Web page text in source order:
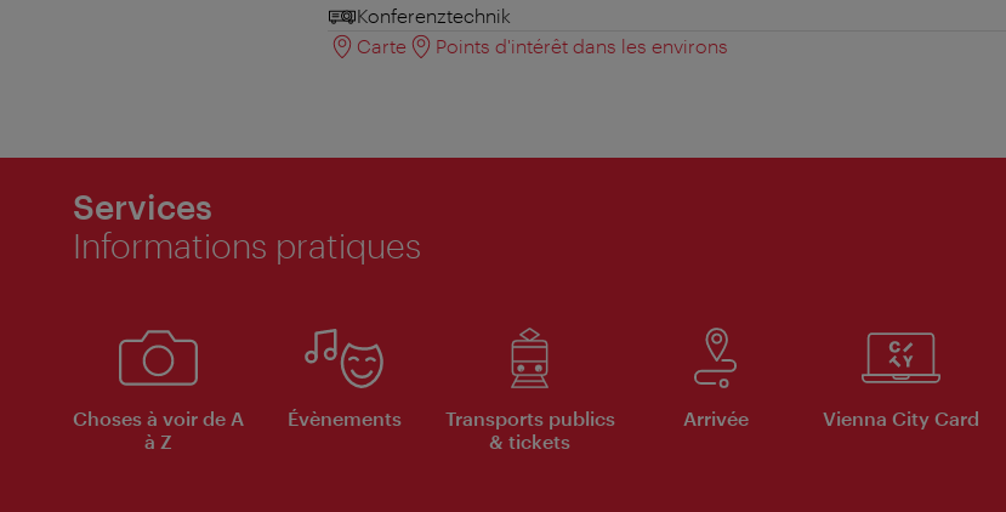
Konferenztechnik
Carte
Points d'intérêt dans les environs
Services
Informations pratiques
Choses à voir de A
à Z
Évènements
Transports publics
& tickets
Arrivée Vienna City Card